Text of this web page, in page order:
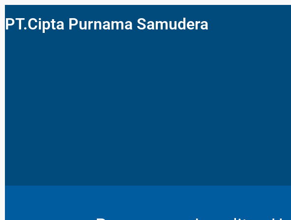
PT.Cipta Purnama Samudera